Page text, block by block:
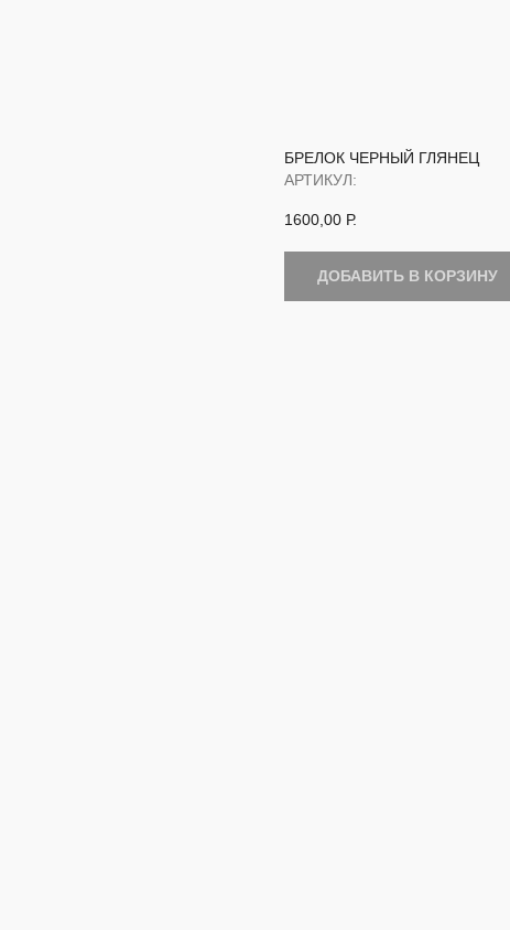
БРЕЛОК ЧЕРНЫЙ ГЛЯНЕЦ
АРТИКУЛ:
1600,00 Р.
ДОБАВИТЬ В КОРЗИНУ